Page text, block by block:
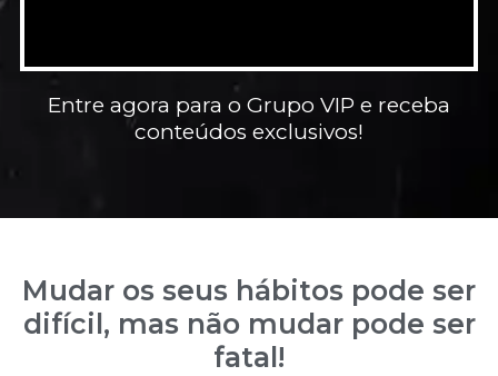
Entre agora para o Grupo VIP e receba
conteúdos exclusivos!
Mudar os seus hábitos pode ser
difícil, mas não mudar pode ser
fatal!